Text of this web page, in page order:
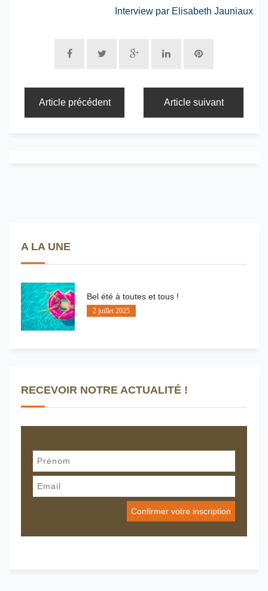
Interview par Elisabeth Jauniaux
Article précédent Article suivant
A LA UNE
Bel été à toutes et tous !
2 juillet 2025
RECEVOIR NOTRE ACTUALITÉ !